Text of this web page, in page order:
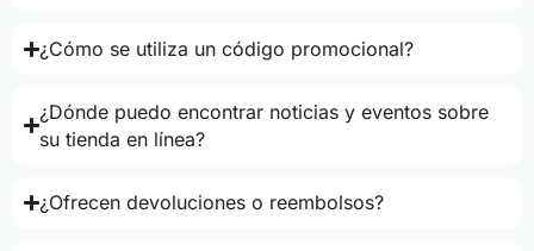
¿Cómo se utiliza un código promocional?
¿Dónde puedo encontrar noticias y eventos sobre
su tienda en línea?
¿Ofrecen devoluciones o reembolsos?